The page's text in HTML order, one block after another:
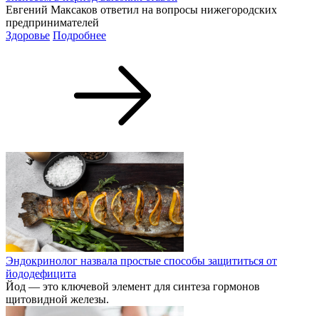
Евгений Максаков ответил на вопросы нижегородских
предпринимателей
Здоровье Подробнее
Эндокринолог назвала простые способы защититься от
йододефицита
Йод — это ключевой элемент для синтеза гормонов
щитовидной железы.